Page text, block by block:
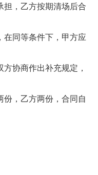
担，乙方按期清场后合
在同等条件下，甲方应
协商作出补充规定，
份，乙方两份，合同自